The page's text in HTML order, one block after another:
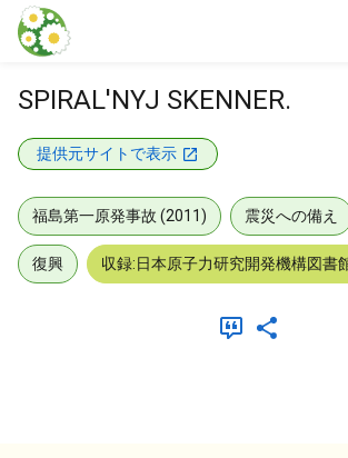
本文に飛ぶ
SPIRAL'NYJ SKENNER.
提供元サイトで表示
福島第一原発事故 (2011) 震災への備え
復興 収録:日本原子力研究開発機構図書